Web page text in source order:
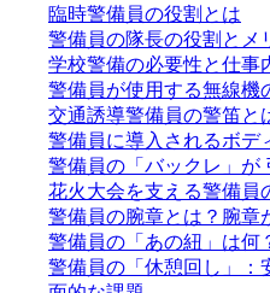
臨時警備員の役割とは
警備員の隊長の役割とメ
学校警備の必要性と仕事
警備員が使用する無線機
交通誘導警備員の警笛と
警備員に導入されるボデ
警備員の「バックレ」が
花火大会を支える警備員
警備員の腕章とは？腕章
警備員の「あの紐」は何
警備員の「休憩回し」：